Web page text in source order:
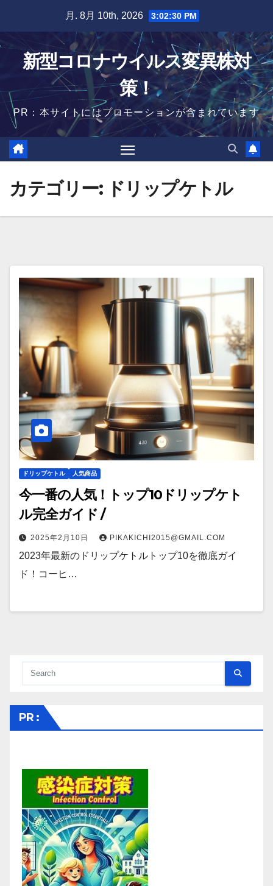
content
月. 8月 10th, 2026 3:02:30 PM
新型コロナウイルス変異株対
策！
PR：本サイトにはプロモーションが含まれています
カテゴリー: ドリップケトル
ドリップケトル 人気商品
今一番の人気！トップ10ドリップケト
ル完全ガイド /
2025年2月10日 PIKAKICHI2015@GMAIL.COM
2023年最新のドリップケトルトップ10を徹底ガイ
ド！コーヒ…
PR :